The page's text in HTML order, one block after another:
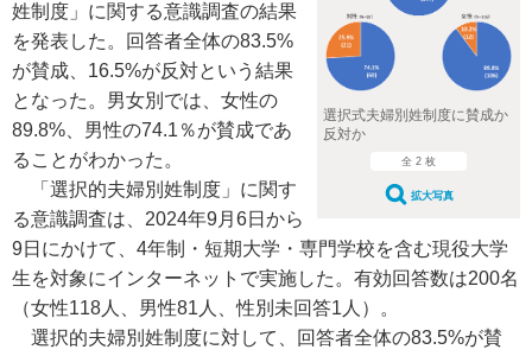
選択式夫婦別姓制度に賛成か
反対か
全 2 枚
拡大写真
姓制度」に関する意識調査の結果
を発表した。回答者全体の83.5%
が賛成、16.5%が反対という結果
となった。男女別では、女性の
89.8%、男性の74.1％が賛成であ
ることがわかった。
「選択的夫婦別姓制度」に関す
る意識調査は、2024年9月6日から
9日にかけて、4年制・短期大学・専門学校を含む現役大学
生を対象にインターネットで実施した。有効回答数は200名
（女性118人、男性81人、性別未回答1人）。
選択的夫婦別姓制度に対して、回答者全体の83.5%が賛